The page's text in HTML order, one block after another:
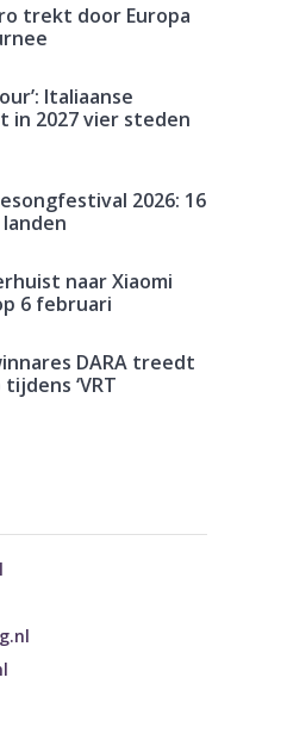
trekt door Europa
Italiaanse
in 2027 vier steden
2026: 16
naar Xiaomi
6 februari
DARA treedt
‘VRT